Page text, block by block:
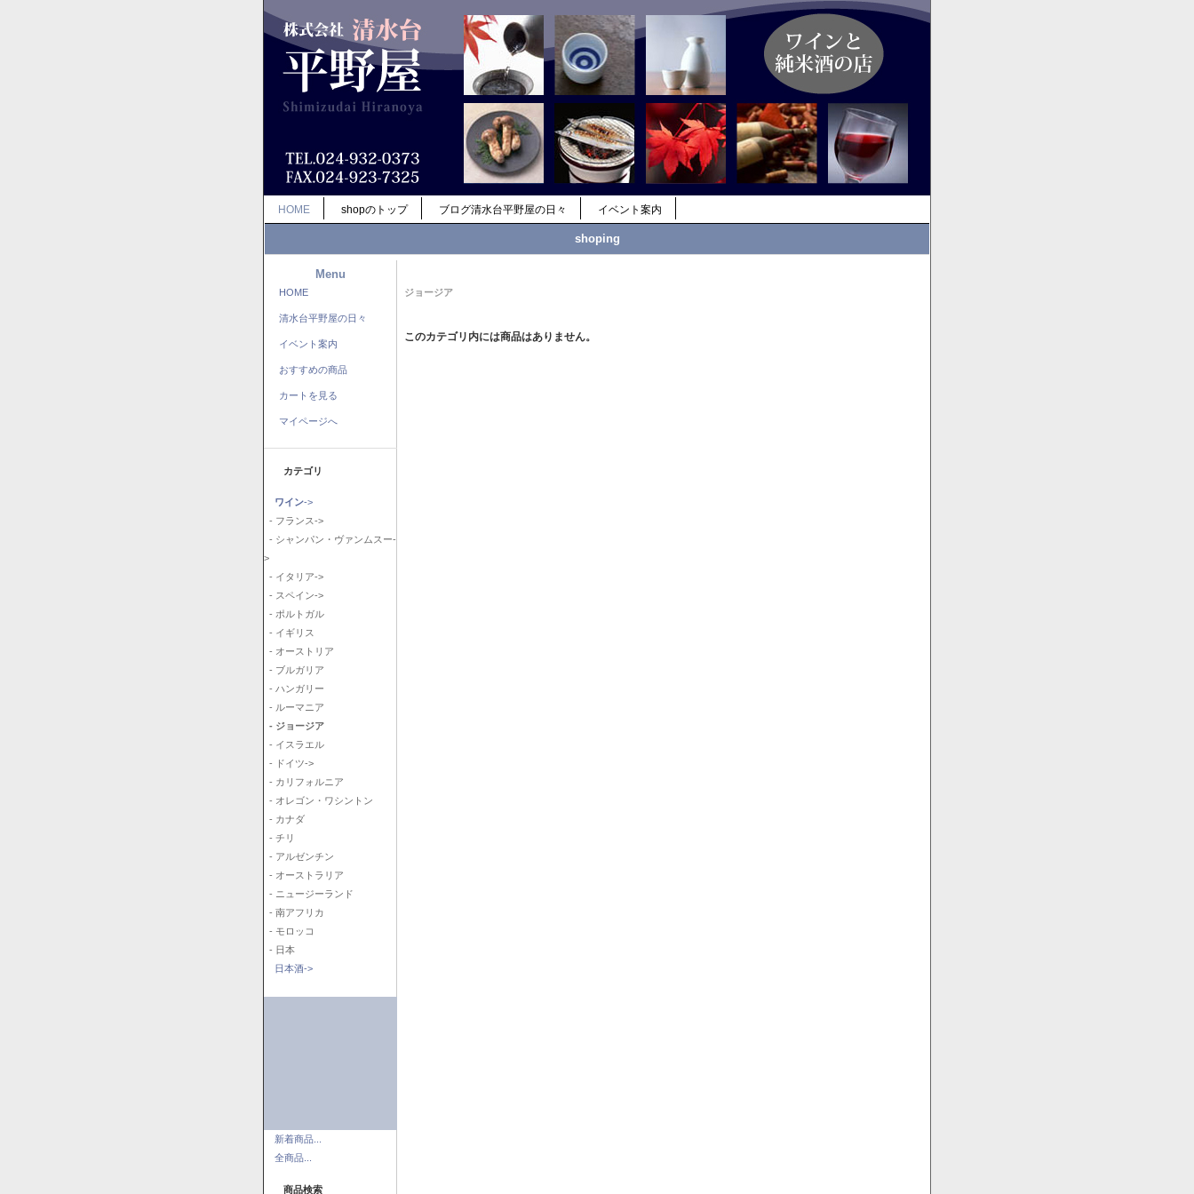
HOME shopのトップ ブログ清水台平野屋の日々 イベント案内
shoping
Menu
HOME
清水台平野屋の日々
イベント案内
おすすめの商品
カートを見る
マイページへ
カテゴリ
ワイン->
- フランス->
- シャンパン・ヴァンムスー-
>
- イタリア->
- スペイン->
- ポルトガル
- イギリス
- オーストリア
- ブルガリア
- ハンガリー
- ルーマニア
- ジョージア
- イスラエル
- ドイツ->
- カリフォルニア
- オレゴン・ワシントン
- カナダ
- チリ
- アルゼンチン
- オーストラリア
- ニュージーランド
- 南アフリカ
- モロッコ
- 日本
日本酒->
新着商品...
全商品...
商品検索
ジョージア
このカテゴリ内には商品はありません。